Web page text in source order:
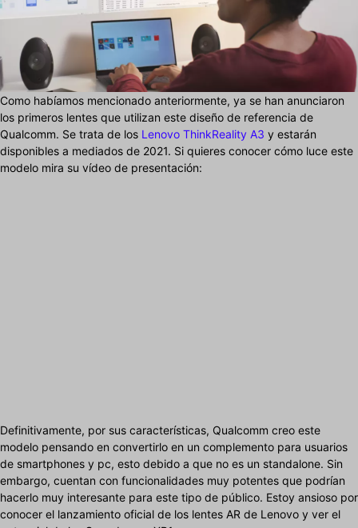
Como habíamos mencionado anteriormente, ya se han anunciaron
los primeros lentes que utilizan este diseño de referencia de
Qualcomm. Se trata de los Lenovo ThinkReality A3 y estarán
disponibles a mediados de 2021. Si quieres conocer cómo luce este
modelo mira su vídeo de presentación:
Definitivamente, por sus características, Qualcomm creo este
modelo pensando en convertirlo en un complemento para usuarios
de smartphones y pc, esto debido a que no es un standalone. Sin
embargo, cuentan con funcionalidades muy potentes que podrían
hacerlo muy interesante para este tipo de público. Estoy ansioso por
conocer el lanzamiento oficial de los lentes AR de Lenovo y ver el